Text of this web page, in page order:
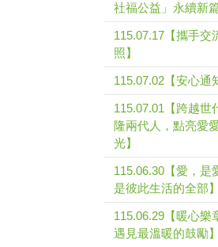
社福公益」永續新篇
115.07.17【攜手交
照】
115.07.02【安心通
115.07.01【跨越世
隆兩代人，點亮愛
光】
115.06.30【愛，是
是彼此生活的全部】
115.06.29【暖心樂
遇見最溫暖的鼓勵】